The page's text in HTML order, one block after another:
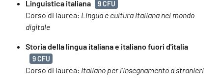
Linguistica italiana 9 CFU
Corso di laurea: Lingua e cultura italiana nel mondo
digitale
Storia della lingua italiana e italiano fuori d'italia
9 CFU
Corso di laurea: Italiano per l'insegnamento a stranieri